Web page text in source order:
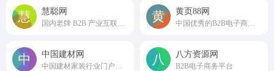
慧聪网 黄页88网
中国建材网 八方资源网
B2B电子商务平台